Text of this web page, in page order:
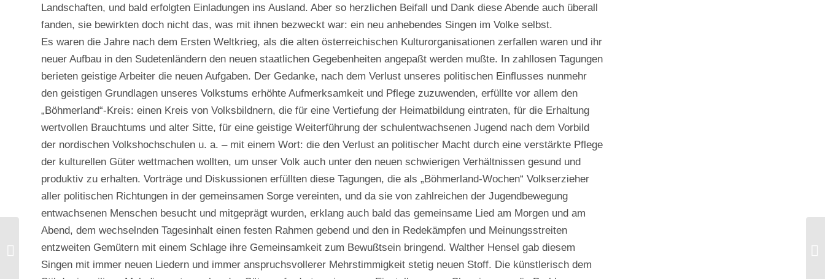
Landschaften, und bald erfolgten Einladungen ins Ausland. Aber so herzlichen Beifall und Dank diese Abende auch überall
fanden, sie bewirkten doch nicht das, was mit ihnen bezweckt war: ein neu anhebendes Singen im Volke selbst.
Es waren die Jahre nach dem Ersten Weltkrieg, als die alten österreichischen Kulturorganisationen zerfallen waren und ihr
neuer Aufbau in den Sudetenländern den neuen staatlichen Gegebenheiten angepaßt werden mußte. In zahllosen Tagungen
berieten geistige Arbeiter die neuen Aufgaben. Der Gedanke, nach dem Verlust unseres politischen Einflusses nunmehr
den geistigen Grundlagen unseres Volkstums erhöhte Aufmerksamkeit und Pflege zuzuwenden, erfüllte vor allem den
„Böhmerland“-Kreis: einen Kreis von Volksbildnern, die für eine Vertiefung der Heimatbildung eintraten, für die Erhaltung
wertvollen Brauchtums und alter Sitte, für eine geistige Weiterführung der schulentwachsenen Jugend nach dem Vorbild
der nordischen Volkshochschulen u. a. – mit einem Wort: die den Verlust an politischer Macht durch eine verstärkte Pflege
der kulturellen Güter wettmachen wollten, um unser Volk auch unter den neuen schwierigen Verhältnissen gesund und
produktiv zu erhalten. Vorträge und Diskussionen erfüllten diese Tagungen, die als „Böhmerland-Wochen“ Volkserzieher
aller politischen Richtungen in der gemeinsamen Sorge vereinten, und da sie von zahlreichen der Jugendbewegung
entwachsenen Menschen besucht und mitgeprägt wurden, erklang auch bald das gemeinsame Lied am Morgen und am
Abend, dem wechselnden Tagesinhalt einen festen Rahmen gebend und den in Redekämpfen und Meinungsstreiten
entzweiten Gemütern mit einem Schlage ihre Gemeinsamkeit zum Bewußtsein bringend. Walther Hensel gab diesem
Singen mit immer neuen Liedern und immer anspruchsvollerer Mehrstimmigkeit stetig neuen Stoff. Die künstlerisch dem
Finkenstein